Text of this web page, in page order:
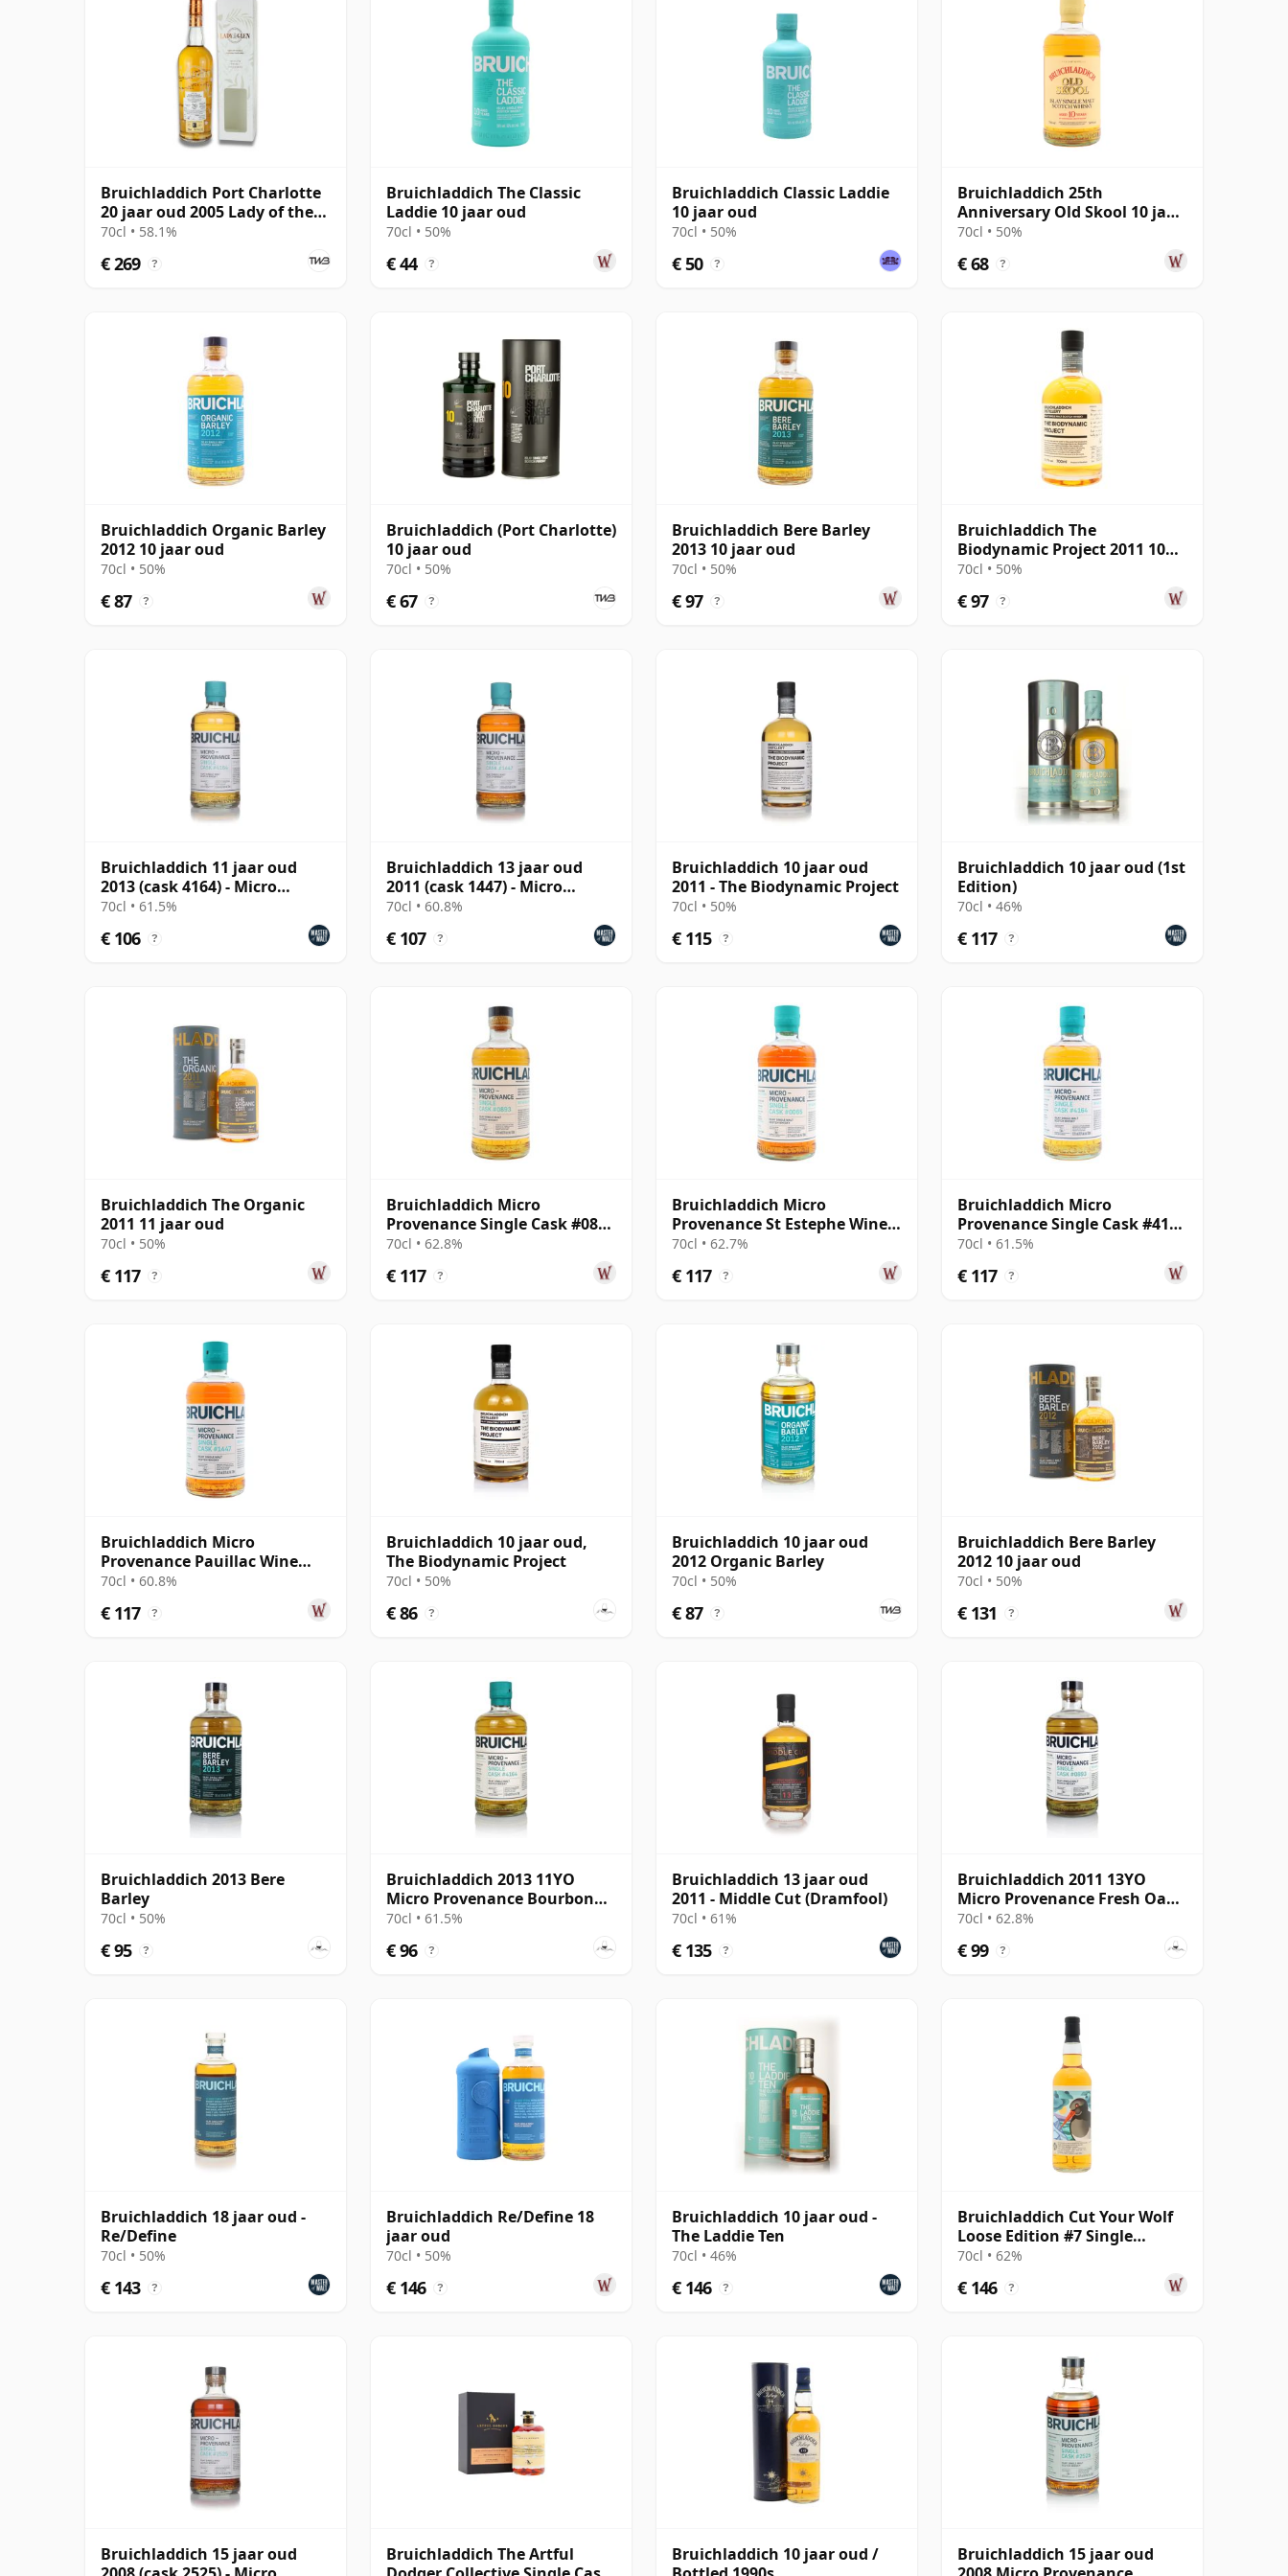
Bruichladdich Port Charlotte
20 jaar oud 2005 Lady of the
Glen
70cl • 58.1%
€ 269 ?
Bruichladdich The Classic
Laddie 10 jaar oud
70cl • 50%
€ 44 ?
Bruichladdich Classic Laddie
10 jaar oud
70cl • 50%
€ 50 ?
Bruichladdich 25th
Anniversary Old Skool 10 jaar
oud
70cl • 50%
€ 68 ?
Bruichladdich Organic Barley
2012 10 jaar oud
70cl • 50%
€ 87 ?
Bruichladdich (Port Charlotte)
10 jaar oud
70cl • 50%
€ 67 ?
Bruichladdich Bere Barley
2013 10 jaar oud
70cl • 50%
€ 97 ?
Bruichladdich The
Biodynamic Project 2011 10
jaar oud
70cl • 50%
€ 97 ?
Bruichladdich 11 jaar oud
2013 (cask 4164) - Micro
Provenance Series
70cl • 61.5%
€ 106 ?
Bruichladdich 13 jaar oud
2011 (cask 1447) - Micro
Provenance Series
70cl • 60.8%
€ 107 ?
Bruichladdich 10 jaar oud
2011 - The Biodynamic Project
70cl • 50%
€ 115 ?
Bruichladdich 10 jaar oud (1st
Edition)
70cl • 46%
€ 117 ?
Bruichladdich The Organic
2011 11 jaar oud
70cl • 50%
€ 117 ?
Bruichladdich Micro
Provenance Single Cask #0893
2011 13 jaar oud
70cl • 62.8%
€ 117 ?
Bruichladdich Micro
Provenance St Estephe Wine
Cask #0065 2014 10 jaar oud
70cl • 62.7%
€ 117 ?
Bruichladdich Micro
Provenance Single Cask #4164
2013 11 jaar oud
70cl • 61.5%
€ 117 ?
Bruichladdich Micro
Provenance Pauillac Wine
Cask #1447 2011 13 jaar oud
70cl • 60.8%
€ 117 ?
Bruichladdich 10 jaar oud,
The Biodynamic Project
70cl • 50%
€ 86 ?
Bruichladdich 10 jaar oud
2012 Organic Barley
70cl • 50%
€ 87 ?
Bruichladdich Bere Barley
2012 10 jaar oud
70cl • 50%
€ 131 ?
Bruichladdich 2013 Bere
Barley
70cl • 50%
€ 95 ?
Bruichladdich 2013 11YO
Micro Provenance Bourbon
Cask #4164
70cl • 61.5%
€ 96 ?
Bruichladdich 13 jaar oud
2011 - Middle Cut (Dramfool)
70cl • 61%
€ 135 ?
Bruichladdich 2011 13YO
Micro Provenance Fresh Oak
Cask #0893
70cl • 62.8%
€ 99 ?
Bruichladdich 18 jaar oud -
Re/Define
70cl • 50%
€ 143 ?
Bruichladdich Re/Define 18
jaar oud
70cl • 50%
€ 146 ?
Bruichladdich 10 jaar oud -
The Laddie Ten
70cl • 46%
€ 146 ?
Bruichladdich Cut Your Wolf
Loose Edition #7 Single
Bourbon Cask 2008 14 jaar
70cl • 62%
€ 146 ?
Bruichladdich 15 jaar oud
Bruichladdich The Artful
Bruichladdich 10 jaar oud /
Bruichladdich 15 jaar oud